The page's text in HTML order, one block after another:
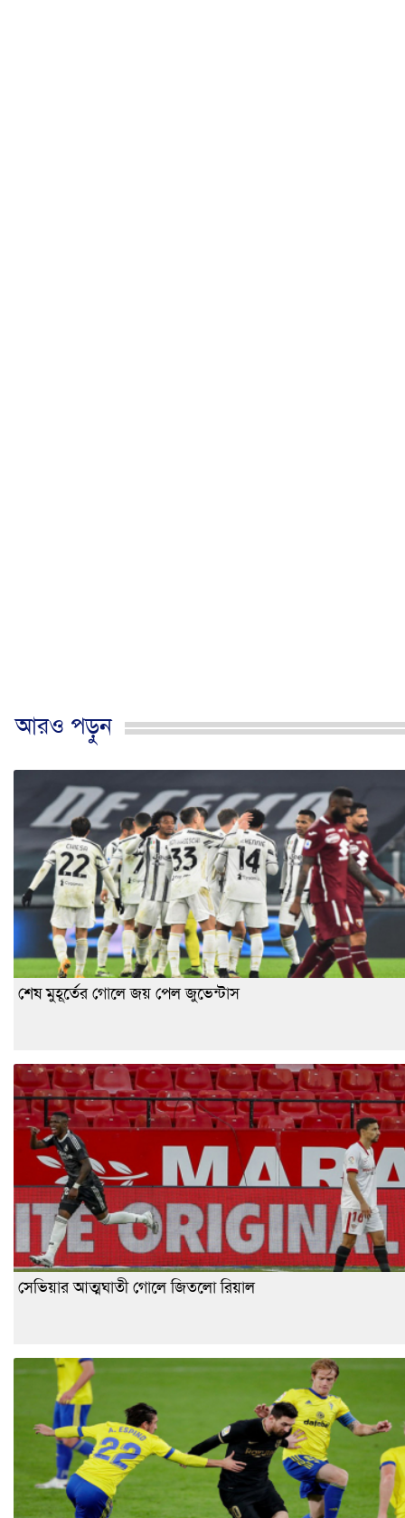
আরও পড়ুন
শেষ মুহূর্তের গোলে জয় পেল জুভেন্টাস
সেভিয়ার আত্মঘাতী গোলে জিতলো রিয়াল